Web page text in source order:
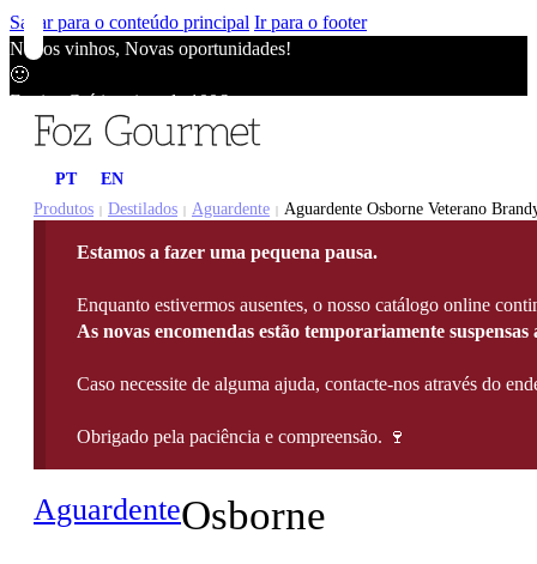
Saltar para o conteúdo principal Ir para o footer
Novos vinhos, Novas oportunidades!
🙂
Envios Grátis acima de 100€
Envios Grátis acima de 100€
Novos vinhos, Novas oportunidades!
Envios Grátis acima de 100€
PT
EN
Produtos | Destilados | Aguardente | Aguardente Osborne Veterano
Estamos a fazer uma pequena pausa.
Enquanto estivermos ausentes, o nosso catálogo online
As novas encomendas estão temporariamente suspensas
Caso necessite de alguma ajuda, contacte-nos através do
Obrigado pela paciência e compreensão. 🍷
AguardenteOsborne